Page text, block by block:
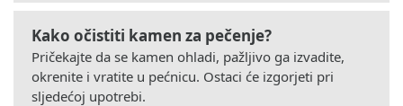
Kako očistiti kamen za pečenje?
Pričekajte da se kamen ohladi, pažljivo ga izvadite,
okrenite i vratite u pećnicu. Ostaci će izgorjeti pri
sljedećoj upotrebi.